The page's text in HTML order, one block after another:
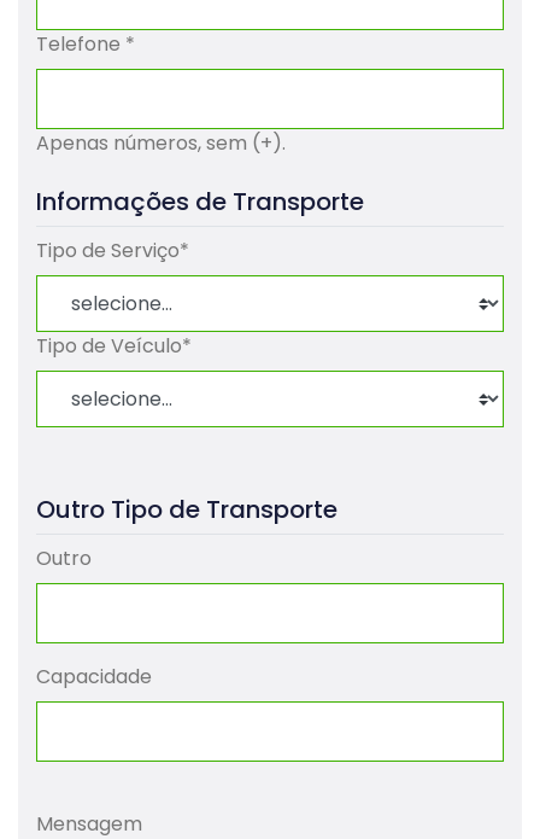
Telefone *
Apenas números, sem (+).
Informações de Transporte
Tipo de Serviço*
Tipo de Veículo*
Outro Tipo de Transporte
Outro
Capacidade
Mensagem